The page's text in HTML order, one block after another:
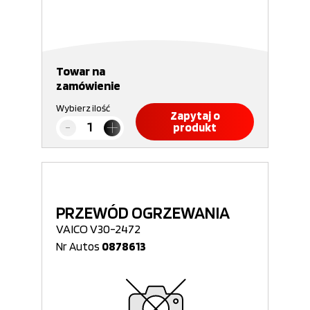
Towar na
zamówienie
Wybierz ilość
Zapytaj o
produkt
PRZEWÓD OGRZEWANIA
VAICO V30-2472
Nr Autos 0878613